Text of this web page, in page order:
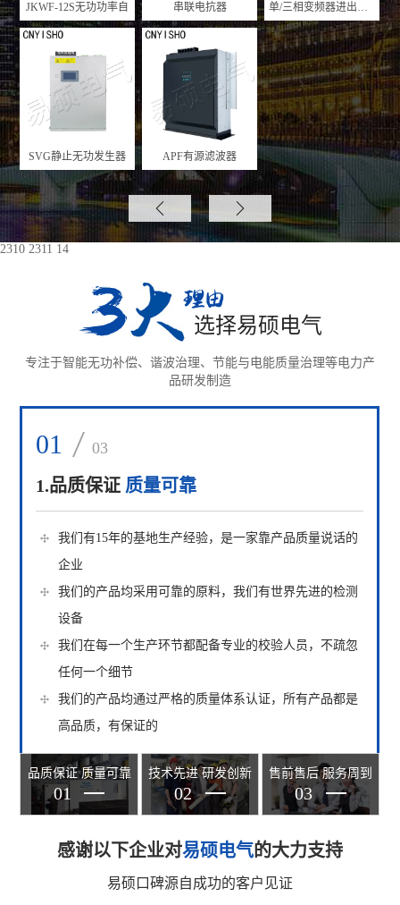
JKWF-12S无功功率自
动补偿控制器
串联电抗器 单/三相变频器进出线电抗器
SVG静止无功发生器 APF有源滤波器


2310 2311 14
选择易硕电气
专注于智能无功补偿、谐波治理、节能与电能质量治理等电力产
品研发制造
01 03
1.品质保证 质量可靠
我们有15年的基地生产经验，是一家靠产品质量说话的
企业
我们的产品均采用可靠的原料，我们有世界先进的检测
设备
我们在每一个生产环节都配备专业的校验人员，不疏忽
任何一个细节
我们的产品均通过严格的质量体系认证，所有产品都是
高品质，有保证的
02
研发创新
我们的软硬件相关配套资源均由自己研发生产的
我们拥有一只包括博士，硕士及学士组成的高水准的研
发管理团队
我们与各大高校和研究院合作，不断推进产品的技术更
新与服务升级
我们致力于推进产品智能化，小型化，模块化；实现产
品更低成本，更高性能
03
服务周到
我们有完善的售前，售中，售后服务体系，为每位客户
建立资料档案
我们有7*24h在线客服,随时为您提供产品介绍，选型帮
助及疑惑解答
我们为每位客户提供对口的技术人员，为客户提供安装
介绍及使用指导
我们保证在一年的质保期内出现故障，技术人员2个工
作日内到现场解决
品质保证 质量可靠
01
技术先进 研发创新
02
售前售后 服务周到
03
感谢以下企业对易硕电气的大力支持
易硕口碑源自成功的客户见证